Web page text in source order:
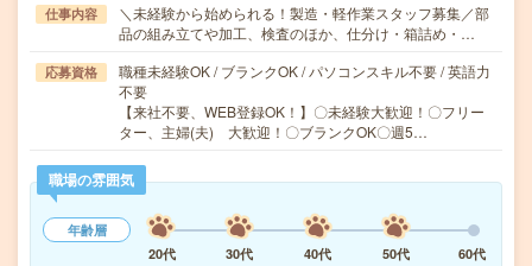
仕事内容
＼未経験から始められる！製造・軽作業スタッフ募集／部
品の組み立てや加工、検査のほか、仕分け・箱詰め・…
応募資格
職種未経験OK / ブランクOK / パソコンスキル不要 / 英語力
不要
【来社不要、WEB登録OK！】〇未経験大歓迎！〇フリー
ター、主婦(夫) 大歓迎！〇ブランクOK〇週5…
職場の雰囲気
年齢層
20代
30代 40代 50代 60代